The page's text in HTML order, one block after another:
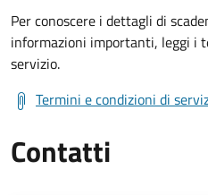
Per conoscere i dettagli di
informazioni importanti, leggi i
servizio.
Termini e condizioni di
Contatti